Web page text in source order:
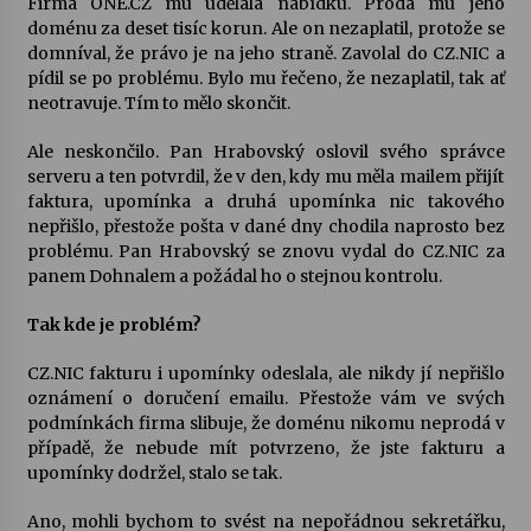
doménu za deset tisíc korun. Ale on nezaplatil, protože se
domníval, že právo je na jeho straně. Zavolal do CZ.NIC a
pídil se po problému. Bylo mu řečeno, že nezaplatil, tak ať
neotravuje. Tím to mělo skončit.
Ale neskončilo. Pan Hrabovský oslovil svého správce
serveru a ten potvrdil, že v den, kdy mu měla mailem přijít
faktura, upomínka a druhá upomínka nic takového
nepřišlo, přestože pošta v dané dny chodila naprosto bez
problému. Pan Hrabovský se znovu vydal do CZ.NIC za
panem Dohnalem a požádal ho o stejnou kontrolu.
Tak kde je problém?
CZ.NIC fakturu i upomínky odeslala, ale nikdy jí nepřišlo
oznámení o doručení emailu. Přestože vám ve svých
podmínkách firma slibuje, že doménu nikomu neprodá v
případě, že nebude mít potvrzeno, že jste fakturu a
upomínky dodržel, stalo se tak.
Ano, mohli bychom to svést na nepořádnou sekretářku,